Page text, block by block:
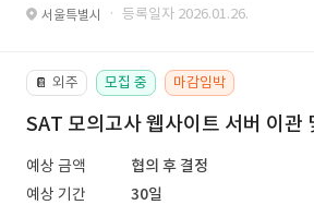
서울특별시 · 등록일자 2026.01.26.
📔 외주 모집 중 마감임박
SAT 모의고사 웹사이트 서버 이관
예상 금액
협의 후 결정
예상 기간
30일